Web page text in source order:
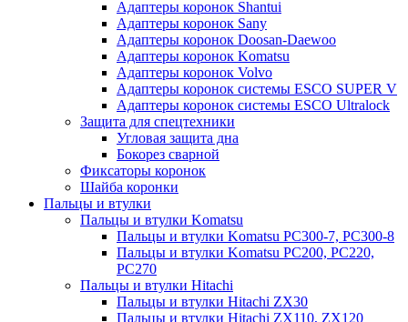
Адаптеры коронок Shantui
Адаптеры коронок Sany
Адаптеры коронок Doosan-Daewoo
Адаптеры коронок Komatsu
Адаптеры коронок Volvo
Адаптеры коронок системы ESCO SUPER V
Адаптеры коронок системы ESCO Ultralock
Защита для спецтехники
Угловая защита дна
Бокорез сварной
Фиксаторы коронок
Шайба коронки
Пальцы и втулки
Пальцы и втулки Komatsu
Пальцы и втулки Komatsu PC300-7, PC300-8
Пальцы и втулки Komatsu PC200, PC220,
PC270
Пальцы и втулки Hitachi
Пальцы и втулки Hitachi ZX30
Пальцы и втулки Hitachi ZX110, ZX120